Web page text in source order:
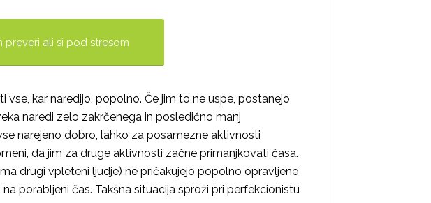
preveri ali si pod stresom
vse, kar naredijo, popolno. Če jim to ne uspe, postanejo
naredi zelo zakrčenega in posledično manj
narejeno dobro, lahko za posamezne aktivnosti
da jim za druge aktivnosti začne primanjkovati časa.
drugi vpleteni ljudje) ne pričakujejo popolno opravljene
porabljeni čas. Takšna situacija sproži pri perfekcionistu